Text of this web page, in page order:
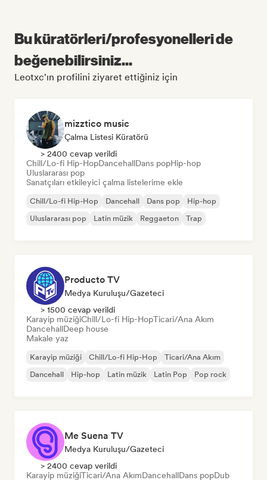
Bu küratörleri/profesyonelleri de
beğenebilirsiniz...
Leotxc'ın profilini ziyaret ettiğiniz için
mizztico music
Çalma Listesi Küratörü
> 2400 cevap verildi
Chill/Lo-fi Hip-HopDancehallDans popHip-hop
Uluslararası pop
Sanatçıları etkileyici çalma listelerime ekle
Chill/Lo-fi Hip-Hop Dancehall Dans pop
Hip-hop
Uluslararası pop
Latin müzik Reggaeton Trap
Producto TV
Medya Kuruluşu/Gazeteci
> 1500 cevap verildi
Karayip müziğiChill/Lo-fi Hip-HopTicari/Ana Akım
DancehallDeep house
Makale yaz
Karayip müziği Chill/Lo-fi Hip-Hop
Ticari/Ana Akım
Dancehall
Hip-hop Latin müzik Latin Pop Pop rock
Me Suena TV
Medya Kuruluşu/Gazeteci
> 2400 cevap verildi
Karayip müziğiTicari/Ana AkımDancehallDans popDub